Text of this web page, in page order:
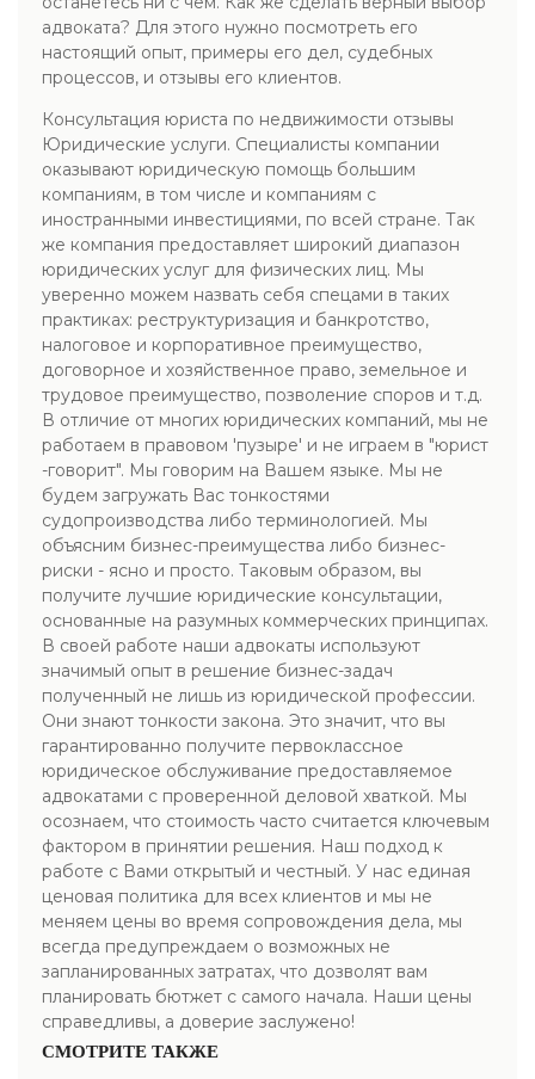
адвоката? Для этого нужно посмотреть его
настоящий опыт, примеры его дел, судебных
процессов, и отзывы его клиентов.
Консультация юриста по недвижимости отзывы
Юридические услуги. Специалисты компании
оказывают юридическую помощь большим
компаниям, в том числе и компаниям с
иностранными инвестициями, по всей стране. Так
же компания предоставляет широкий диапазон
юридических услуг для физических лиц. Мы
уверенно можем назвать себя спецами в таких
практиках: реструктуризация и банкротство,
налоговое и корпоративное преимущество,
договорное и хозяйственное право, земельное и
трудовое преимущество, позволение споров и т.д.
В отличие от многих юридических компаний, мы не
работаем в правовом 'пузыре' и не играем в "юрист
-говорит". Мы говорим на Вашем языке. Мы не
будем загружать Вас тонкостями
судопроизводства либо терминологией. Мы
объясним бизнес-преимущества либо бизнес-
риски - ясно и просто. Таковым образом, вы
получите лучшие юридические консультации,
основанные на разумных коммерческих принципах.
В своей работе наши адвокаты используют
значимый опыт в решение бизнес-задач
полученный не лишь из юридической профессии.
Они знают тонкости закона. Это значит, что вы
гарантированно получите первоклассное
юридическое обслуживание предоставляемое
адвокатами с проверенной деловой хваткой. Мы
осознаем, что стоимость часто считается ключевым
фактором в принятии решения. Наш подход к
работе с Вами открытый и честный. У нас единая
ценовая политика для всех клиентов и мы не
меняем цены во время сопровождения дела, мы
всегда предупреждаем о возможных не
запланированных затратах, что дозволят вам
планировать бютжет с самого начала. Наши цены
справедливы, а доверие заслужено!
СМОТРИТЕ ТАКЖЕ